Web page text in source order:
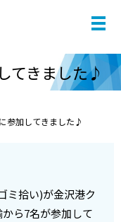
てきました♪
参加してきました♪
ミ拾い)が金沢港ク
ら7名が参加して